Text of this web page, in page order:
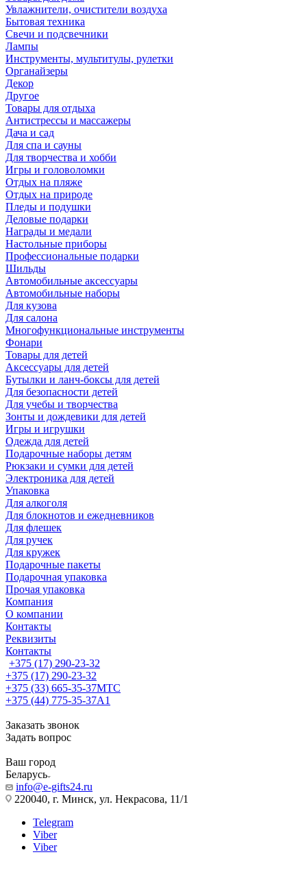
Увлажнители, очистители воздуха
Бытовая техника
Свечи и подсвечники
Лампы
Инструменты, мультитулы, рулетки
Органайзеры
Декор
Другое
Товары для отдыха
Антистрессы и массажеры
Дача и сад
Для спа и сауны
Для творчества и хобби
Игры и головоломки
Отдых на пляже
Отдых на природе
Пледы и подушки
Деловые подарки
Награды и медали
Настольные приборы
Профессиональные подарки
Шильды
Автомобильные аксессуары
Автомобильные наборы
Для кузова
Для салона
Многофункциональные инструменты
Фонари
Товары для детей
Аксессуары для детей
Бутылки и ланч-боксы для детей
Для безопасности детей
Для учебы и творчества
Зонты и дождевики для детей
Игры и игрушки
Одежда для детей
Подарочные наборы детям
Рюкзаки и сумки для детей
Электроника для детей
Упаковка
Для алкоголя
Для блокнотов и ежедневников
Для флешек
Для ручек
Для кружек
Подарочные пакеты
Подарочная упаковка
Прочая упаковка
Компания
О компании
Контакты
Реквизиты
Контакты
+375 (17) 290-23-32
+375 (17) 290-23-32
+375 (33) 665-35-37МТС
+375 (44) 775-35-37А1
Заказать звонок
Задать вопрос
Ваш город
Беларусь
info@e-gifts24.ru
220040, г. Минск, ул. Некрасова, 11/1
Telegram
Viber
Viber